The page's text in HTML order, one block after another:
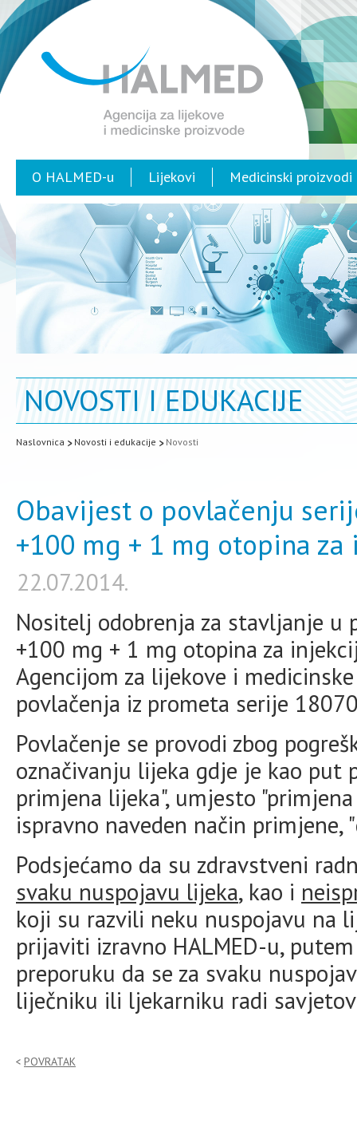
O HALMED-u Lijekovi Medicinski proizvodi
NOVOSTI I EDUKACIJE
Naslovnica Novosti i edukacije Novosti
Obavijest o povlačenju
+100 mg + 1 mg otopina
22.07.2014.
Nositelj odobrenja za stavljanje
+100 mg + 1 mg otopina za
Agencijom za lijekove i
povlačenja iz prometa serije
Povlačenje se provodi zbog
označivanju lijeka gdje je kao put
primjena lijeka", umjesto
ispravno naveden način primjene,
Podsjećamo da su zdravstveni
svaku nuspojavu lijeka, kao i
koji su razvili neku nuspojavu na
prijaviti izravno HALMED-u,
preporuku da se za svaku
liječniku ili ljekarniku radi
POVRATAK